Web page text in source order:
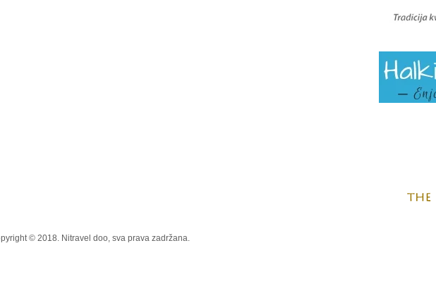
© 2018. Nitravel doo, sva prava zadržana.